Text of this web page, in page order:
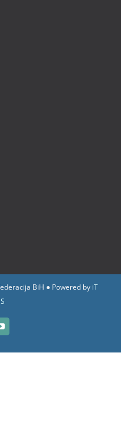
BiH ● Powered by iT
YouTube